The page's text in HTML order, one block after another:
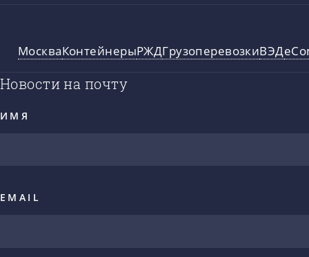
МоскваКонтейнерыРЖДГрузоперевозкиВЭД
Новости на почту
ИМЯ
EMAIL